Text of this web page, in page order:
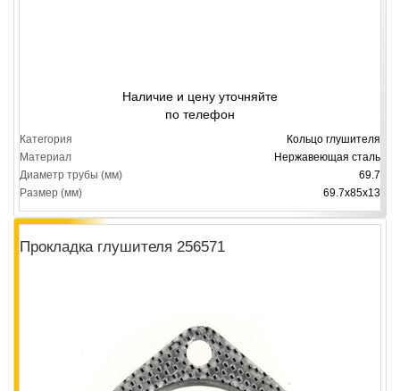
Наличие и цену уточняйте
по телефон
Категория
Кольцо глушителя
Материал
Нержавеющая сталь
Диаметр трубы (мм)
69.7
Размер (мм)
69.7x85x13
Прокладка глушителя 256571